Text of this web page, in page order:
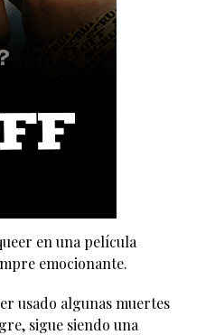
en una película
emocionante.
usado algunas muertes
sigue siendo una